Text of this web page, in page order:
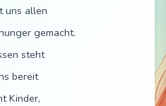
uns allen
gemacht.
steht
bereit
Kinder,